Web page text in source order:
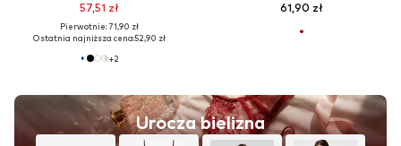
57,51 zł
Pierwotnie: 71,90 zł
Ostatnia najniższa cena:52,90 zł
+2
Urocza bielizna
61,90 zł